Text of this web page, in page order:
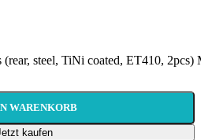
steel, TiNi coated, ET410, 2pcs)
WARENKORB
kaufen